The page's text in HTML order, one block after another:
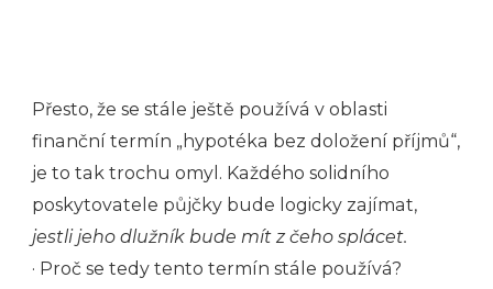
Přesto, že se stále ještě používá v oblasti
finanční termín „hypotéka bez doložení příjmů“,
je to tak trochu omyl. Každého solidního
poskytovatele půjčky bude logicky zajímat,
jestli jeho dlužník bude mít z čeho splácet.
· Proč se tedy tento termín stále používá?